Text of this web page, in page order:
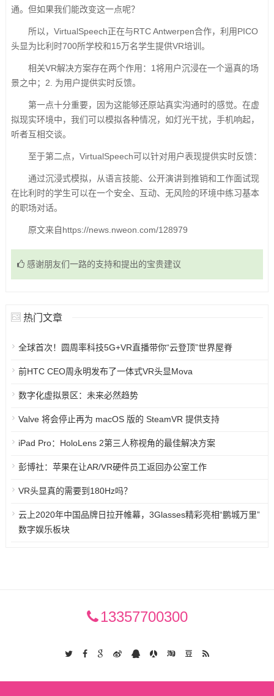
通。但如果我们能改变这一点呢？
所以，VirtualSpeech正在与RTC Antwerpen合作，利用PICO
头显为比利时700所学校和15万名学生提供VR培训。
相关VR解决方案存在两个作用：1将用户沉浸在一个逼真的场
景之中；2. 为用户提供实时反馈。
第一点十分重要，因为这能够还原站真实沟通时的感觉。在虚
拟现实环境中，我们可以模拟各种情况，如灯光干扰，手机响起，
听者互相交谈。
至于第二点，VirtualSpeech可以针对用户表现提供实时反馈：
通过沉浸式模拟，从语言技能、公开演讲到推销和工作面试现
在比利时的学生可以在一个安全、互动、无风险的环境中练习基本
的职场对话。
原文来自https://news.nweon.com/128979
感谢朋友们一路的支持和提出的宝贵建议
热门文章
全球首次！圆周率科技5G+VR直播带你“云登顶”世界屋脊
前HTC CEO周永明发布了一体式VR头显Mova
数字化虚拟景区：未来必然趋势
Valve 将会停止再为 macOS 版的 SteamVR 提供支持
iPad Pro：HoloLens 2第三人称视角的最佳解决方案
彭博社：苹果在让AR/VR硬件员工返回办公室工作
VR头显真的需要到180Hz吗？
云上2020年中国品牌日拉开帷幕，3Glasses精彩亮相“鹏城万里”
数字娱乐板块
13357700300